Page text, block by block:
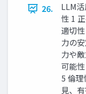
26.
LLM
性 1
適切
力の
力や
可能
5 倫
見、